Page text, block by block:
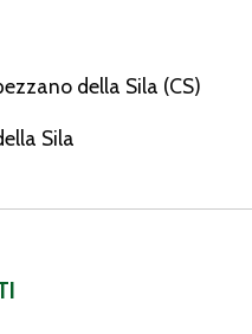
della Sila (CS)
Sila